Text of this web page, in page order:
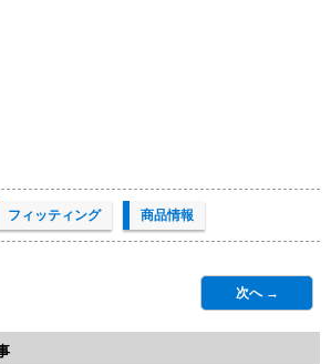
フィッティング 商品情報
次へ →